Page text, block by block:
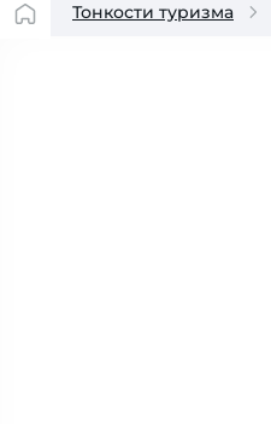
Тонкости туризма